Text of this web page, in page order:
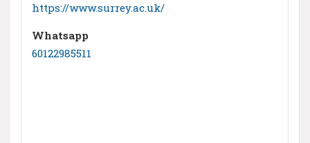
https://www.surrey.ac.uk/
Whatsapp
60122985511